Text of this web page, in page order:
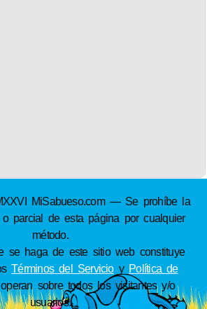
MiSabueso.com — Se prohíbe la
o parcial de esta página por cualquier
método.
se haga de este sitio web constituye
Términos del Servicioy Política de
sobre todos los visitantes y/o
usuarios.